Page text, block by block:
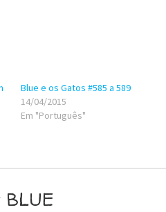
Blue e os Gatos #585 a 589
14/04/2015
Em "Português"